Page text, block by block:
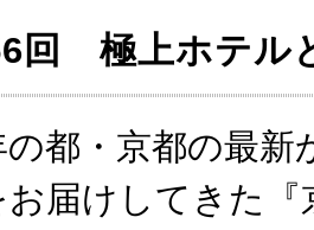
回 極上ホテル
の都・京都の最新
お届けしてきた『